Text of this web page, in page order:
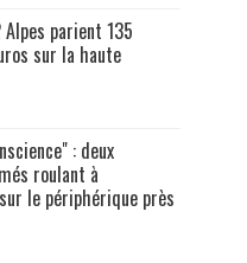
Alpes parient 135
sur la haute
: deux
roulant à
le périphérique près